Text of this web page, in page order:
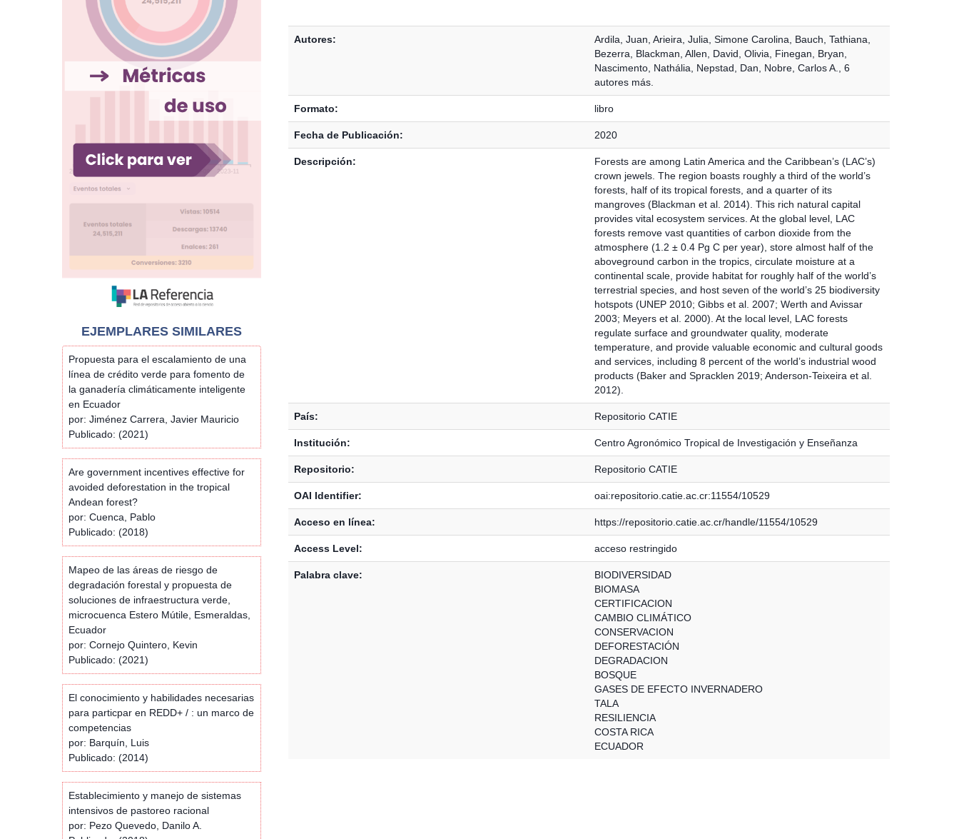
Autores: Ardila, Juan Arieira, Julia Simone Carolina, Bauch Tathiana,
Bezerra
Blackman, Allen David, Olivia Finegan, Bryan
Nascimento, Nathália
Nepstad, Dan Nobre, Carlos A.
6
autores más.
Formato: libro
Fecha de Publicación: 2020
Descripción:
Forests are among Latin America and the Caribbean’s (LAC’s)
crown jewels. The region boasts roughly a third of the world’s
forests, half of its tropical forests, and a quarter of its
mangroves (Blackman et al. 2014). This rich natural capital
provides vital ecosystem services. At the global level, LAC
forests remove vast quantities of carbon dioxide from the
atmosphere (1.2 ± 0.4 Pg C per year), store almost half of the
aboveground carbon in the tropics, circulate moisture at a
continental scale, provide habitat for roughly half of the world’s
terrestrial species, and host seven of the world’s 25 biodiversity
hotspots (UNEP 2010; Gibbs et al. 2007; Werth and Avissar
2003; Meyers et al. 2000). At the local level, LAC forests
regulate surface and groundwater quality, moderate
temperature, and provide valuable economic and cultural goods
and services, including 8 percent of the world’s industrial wood
products (Baker and Spracklen 2019; Anderson-Teixeira et al.
2012).
País: Repositorio CATIE
Institución: Centro Agronómico Tropical de Investigación y Enseñanza
Repositorio: Repositorio CATIE
OAI Identifier: oai:repositorio.catie.ac.cr:11554/10529
Acceso en línea: https://repositorio.catie.ac.cr/handle/11554/10529
Access Level: acceso restringido
Palabra clave:
BIODIVERSIDAD
BIOMASA
CERTIFICACION
CAMBIO CLIMÁTICO
CONSERVACION
DEFORESTACIÓN
DEGRADACION
BOSQUE
GASES DE EFECTO INVERNADERO
TALA
RESILIENCIA
COSTA RICA
ECUADOR
EJEMPLARES SIMILARES
Propuesta para el escalamiento de una
línea de crédito verde para fomento de
la ganadería climáticamente inteligente
en Ecuador
por: Jiménez Carrera, Javier Mauricio
Publicado: (2021)
Are government incentives effective for
avoided deforestation in the tropical
Andean forest?
por: Cuenca, Pablo
Publicado: (2018)
Mapeo de las áreas de riesgo de
degradación forestal y propuesta de
soluciones de infraestructura verde,
microcuenca Estero Mútile, Esmeraldas,
Ecuador
por: Cornejo Quintero, Kevin
Publicado: (2021)
El conocimiento y habilidades necesarias
para particpar en REDD+ / : un marco de
competencias
por: Barquín, Luis
Publicado: (2014)
Establecimiento y manejo de sistemas
intensivos de pastoreo racional
por: Pezo Quevedo, Danilo A.